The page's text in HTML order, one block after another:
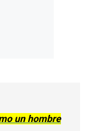
un hombre